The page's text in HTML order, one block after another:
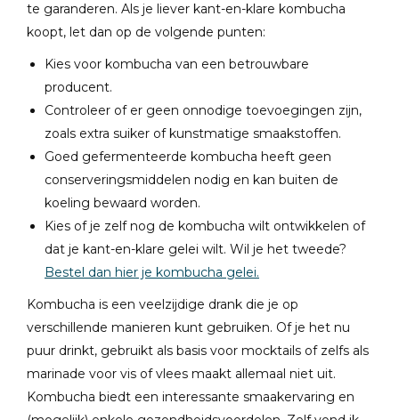
te garanderen. Als je liever kant-en-klare kombucha
koopt, let dan op de volgende punten:
Kies voor kombucha van een betrouwbare
producent.
Controleer of er geen onnodige toevoegingen zijn,
zoals extra suiker of kunstmatige smaakstoffen.
Goed gefermenteerde kombucha heeft geen
conserveringsmiddelen nodig en kan buiten de
koeling bewaard worden.
Kies of je zelf nog de kombucha wilt ontwikkelen of
dat je kant-en-klare gelei wilt. Wil je het tweede?
Bestel dan hier je kombucha gelei.
Kombucha is een veelzijdige drank die je op
verschillende manieren kunt gebruiken. Of je het nu
puur drinkt, gebruikt als basis voor mocktails of zelfs als
marinade voor vis of vlees maakt allemaal niet uit.
Kombucha biedt een interessante smaakervaring en